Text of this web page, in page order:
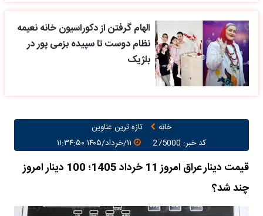
الهام گرفتن از دکوراسیون خانه نعیمه
نظام دوست تا سپیده بزمی پور در
بلژیک
خانه
تازه ترین عناوین
کد خبر: 275000
قیمت دینار عراق امروز 11 خرداد 1405؛ 100 دینار امروز
چند شد؟